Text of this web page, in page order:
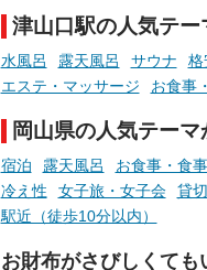
ね。
津山口駅の人気テー
水風呂 露天風呂 サウナ 格
エステ・マッサージ
お食事
岡山県の人気テーマ
宿泊 露天風呂 お食事・食
冷え性
女子旅・女子会 貸
駅近（徒歩10分以内）
お財布がさびしくて